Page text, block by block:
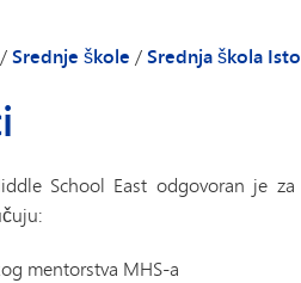
Priručnik za roditelje i učenike -
/Srednje škole /Srednja škola
School East odgovoran je
mentorstva MHS-a